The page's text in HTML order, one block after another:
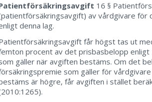
16 §
av vårdgivare för
denna lag.
får högst tas ut
procent av det prisbasbelopp enligt
gäller när avgiften bestäms. Om det
som gäller för
är högre, får avgiften i stället